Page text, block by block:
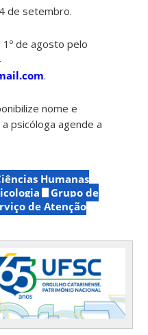
de setembro.
de agosto pelo
.
nome e
psicóloga agende a
Humanas
Grupo de
de Atenção